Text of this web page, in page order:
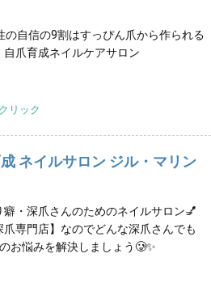
の自信の9割はすっぴん爪から作られる
爪育成ネイルケアサロン
クリック
ネイルサロン ジル・マリン
・深爪さんのためのネイルサロン💅
爪専門店】なのでどんな深爪さんでも
お悩みを解決しましょう🥲✨